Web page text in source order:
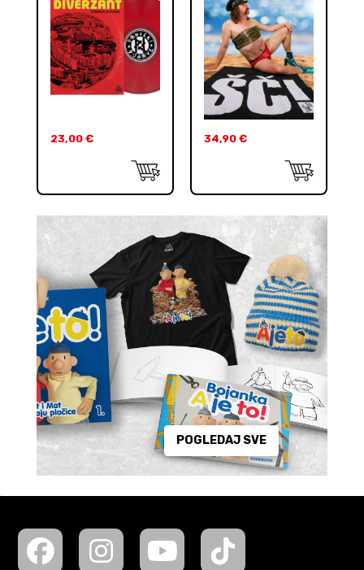
23,00 € 34,90 €
POGLEDAJ SVE